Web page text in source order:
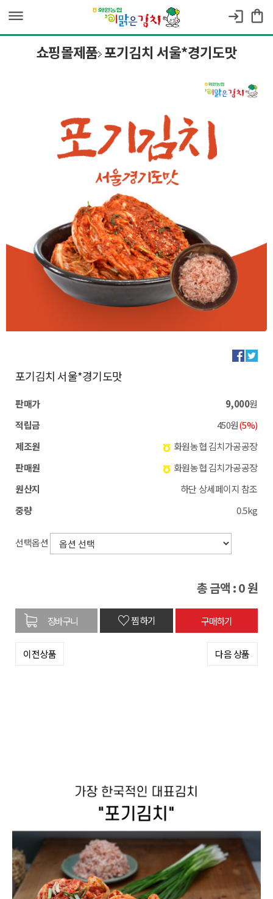
dehaze login shopping_bag
쇼핑몰제품 포기김치 서울*경기도맛
포기김치 서울*경기도맛
판매가 9,000원
적립금
450원(5%)
제조원
화원농협 김치가공공장
판매원
화원농협 김치가공공장
원산지
하단 상세페이지 참조
중량
0.5kg
선택옵션
총 금액 :0원
♡찜하기
이전상품 다음 상품